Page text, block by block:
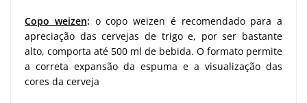
Copo weizen: o copo weizen é recomendado para a
apreciação das cervejas de trigo e, por ser bastante
alto, comporta até 500 ml de bebida. O formato permite
a correta expansão da espuma e a visualização das
cores da cerveja